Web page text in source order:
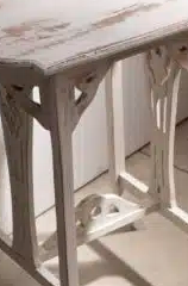
AJOUTER AU PANIER